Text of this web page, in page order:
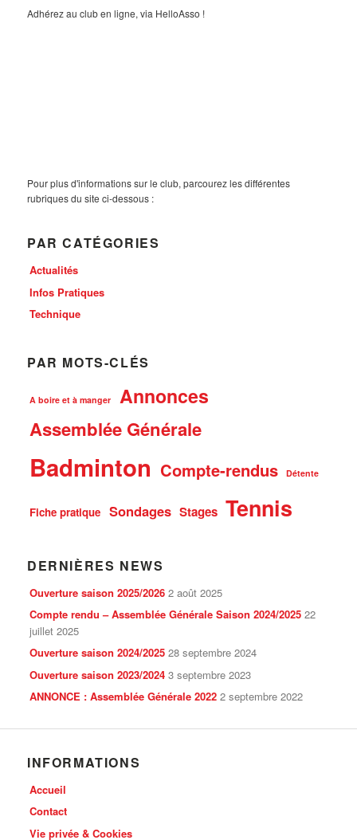
Adhérez au club en ligne, via HelloAsso !
Pour plus d'informations sur le club, parcourez les différentes
rubriques du site ci-dessous :
PAR CATÉGORIES
Actualités
Infos Pratiques
Technique
PAR MOTS-CLÉS
A boire et à manger Annonces
Assemblée Générale
Badminton Compte-rendus Détente
Fiche pratique Sondages Stages Tennis
DERNIÈRES NEWS
Ouverture saison 2025/2026 2 août 2025
Compte rendu – Assemblée Générale Saison 2024/2025 22
juillet 2025
Ouverture saison 2024/2025 28 septembre 2024
Ouverture saison 2023/2024 3 septembre 2023
ANNONCE : Assemblée Générale 2022 2 septembre 2022
INFORMATIONS
Accueil
Contact
Vie privée & Cookies